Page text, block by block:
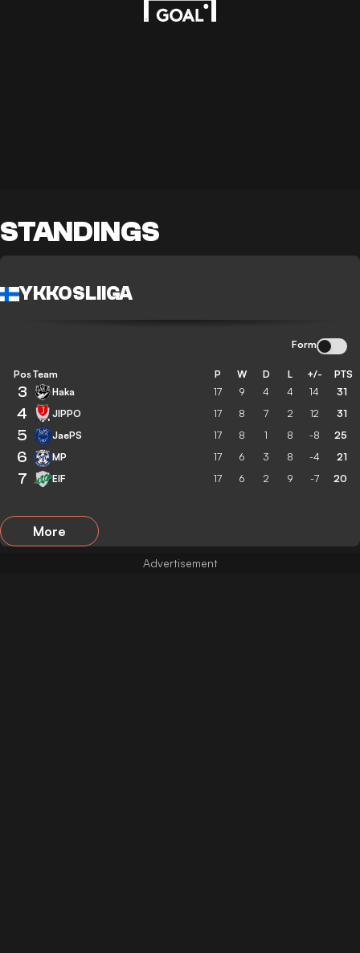
STANDINGS
YKKOSLIIGA
Form
Pos Team P W D L +/- PTS
3 Haka 17 9 4 4 14 31
4 JIPPO 17 8 7 2 12 31
5 JaePS 17 8 1 8 -8 25
6 MP 17 6 3 8 -4 21
7 EIF 17 6 2 9 -7 20
More